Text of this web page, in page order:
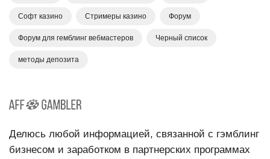
Софт казино Стримеры казино Форум
Форум для гемблинг вебмастеров Черный список
методы депозита
Делюсь любой информацией, связанной с гэмблинг
бизнесом и заработком в партнерских программах